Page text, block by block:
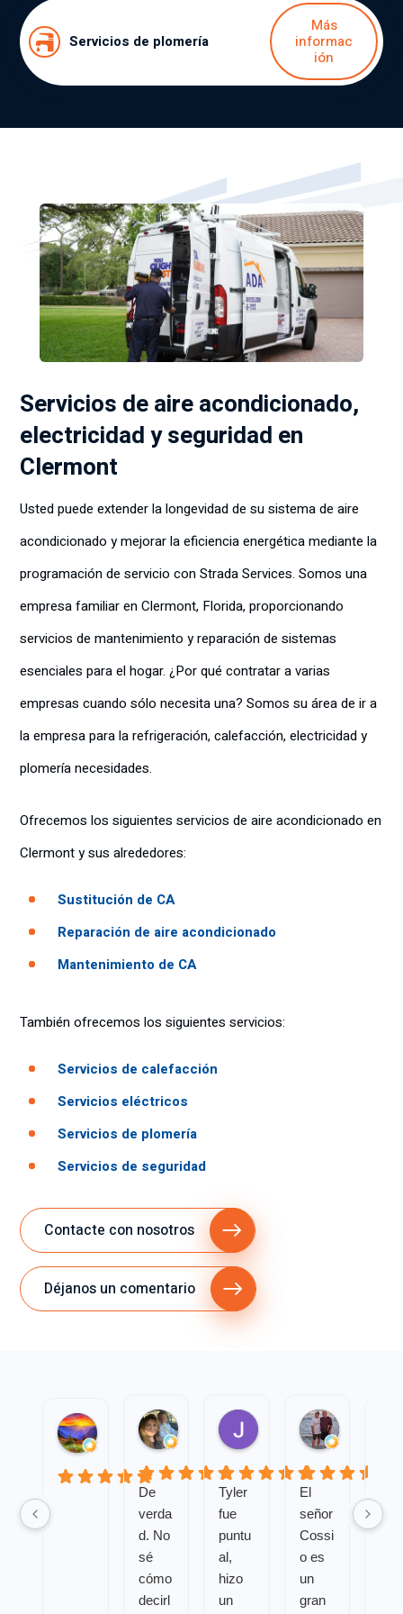
Servicios de plomería
Más
informac
ión
Servicios de aire acondicionado,
electricidad y seguridad en
Clermont
Usted puede extender la longevidad de su sistema de aire
acondicionado y mejorar la eficiencia energética mediante la
programación de servicio con Strada Services. Somos una
empresa familiar en Clermont, Florida, proporcionando
servicios de mantenimiento y reparación de sistemas
esenciales para el hogar. ¿Por qué contratar a varias
empresas cuando sólo necesita una? Somos su área de ir a
la empresa para la refrigeración, calefacción, electricidad y
plomería necesidades.
Ofrecemos los siguientes servicios de aire acondicionado en
Clermont y sus alrededores:
Sustitución de CA
Reparación de aire acondicionado
Mantenimiento de CA
También ofrecemos los siguientes servicios:
Servicios de calefacción
Servicios eléctricos
Servicios de plomería
Servicios de seguridad
Contacte con nosotros
Déjanos un comentario
Tammy H Rosalba Olayos
De
verda
d. No
sé
cómo
decirl
Jan Stein
Tyler
fue
puntu
al,
hizo
un
Mary Lou
El
señor
Cossi
o es
un
gran